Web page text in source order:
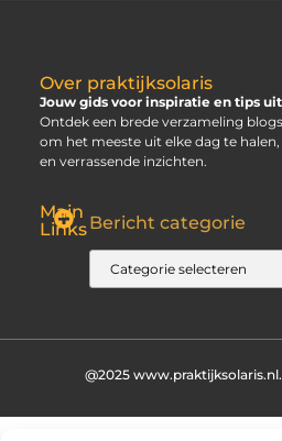
Over praktijksolaris
Jouw gids voor inspiratie en tips
Ontdek een brede verzameling
om het meeste uit elke dag te
en verrassende inzichten.
Main
LinksBericht categorie
@2025